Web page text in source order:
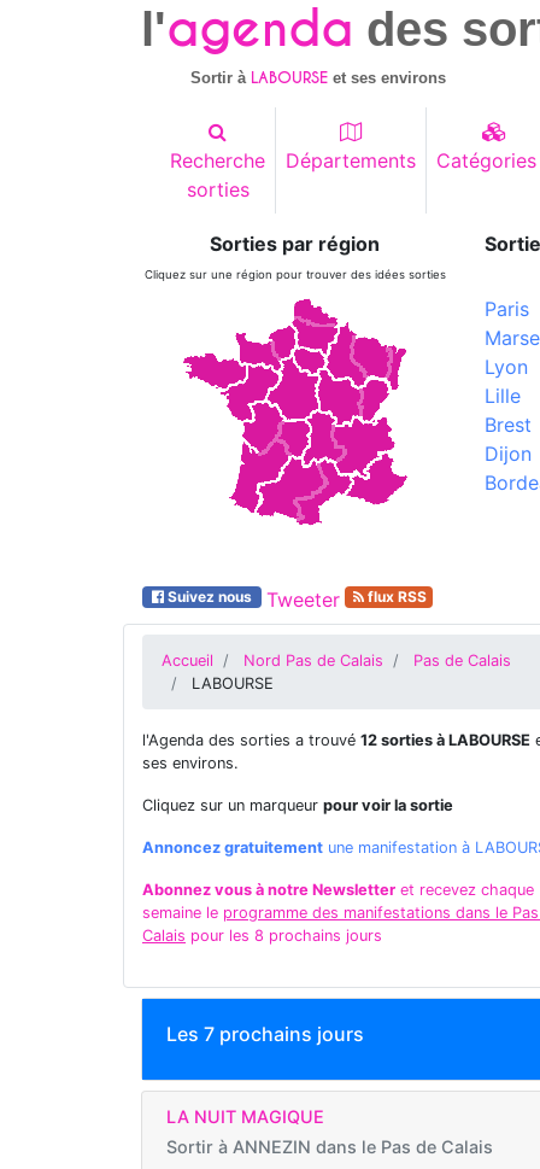
l'agenda des
Sortir à LABOURSE et ses environs
Recherche
sorties
Départements Catégories
Sorties par région
Cliquez sur une région pour trouver des idées sorties
Paris
Lyon
Lille
Brest
Dijon
Suivez nous Tweeter flux RSS
Accueil Nord Pas de Calais
Pas de Calais
LABOURSE
l'Agenda des sorties a trouvé 12 sorties à LABOURSE
ses environs.
Cliquez sur un marqueur pour voir la sortie
Annoncez gratuitement une manifestation à
Abonnez vous à notre Newsletter et recevez chaque
semaine le programme des manifestations dans le
Calais pour les 8 prochains jours
Les 7 prochains jours
LA NUIT MAGIQUE
Sortir à ANNEZIN dans le Pas de Calais